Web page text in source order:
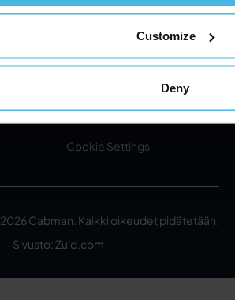
Customize
Deny
Tietosuojakäytäntö
Cookie Settings
2026Cabman. Kaikki oikeudet pidätetään.
Sivusto: Zuid.com